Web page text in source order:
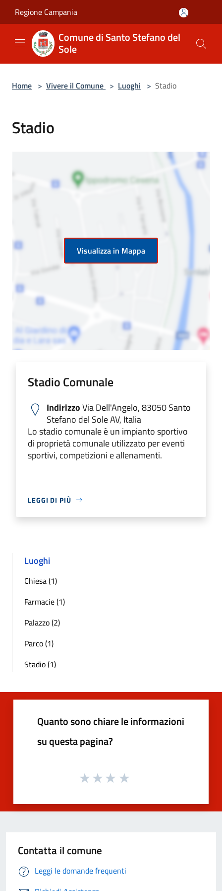
Regione Campania
Comune di Santo Stefano del
Sole
Home > Vivere il Comune > Luoghi > Stadio
Stadio
Visualizza in Mappa
Stadio Comunale
IndirizzoVia Dell'Angelo, 83050 Santo
Stefano del Sole AV, Italia
Lo stadio comunale è un impianto sportivo
di proprietà comunale utilizzato per eventi
sportivi, competizioni e allenamenti.
LEGGI DI PIÙ
Luoghi
Chiesa (1)
Farmacie (1)
Palazzo (2)
Parco (1)
Stadio (1)
Quanto sono chiare le informazioni
su questa pagina?
Contatta il comune
Leggi le domande frequenti